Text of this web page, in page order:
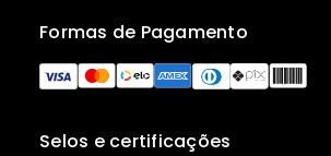
Selos e certificações
Formas de Pagamento